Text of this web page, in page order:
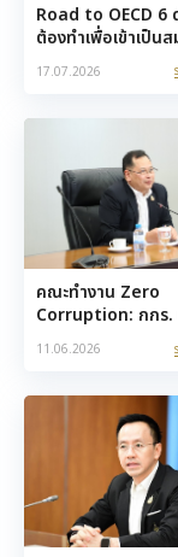
Road to OECD 6 ด่านที่ไทย
ต้องทำเพื่อเข้าเป็น
OECD
17.07.2026
คณะทำงาน Zero
Corruption: กกร.
ไม่ทน เข้าพบ นายป
ประพันธ์ รองนายก
11.06.2026